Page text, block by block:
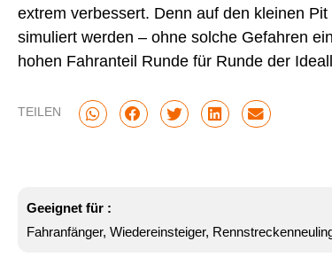
extrem verbessert. Denn auf den kleinen
simuliert werden – ohne solche Gefahren
hohen Fahranteil Runde für Runde der
TEILEN
Geeignet für :
Fahranfänger, Wiedereinsteiger,